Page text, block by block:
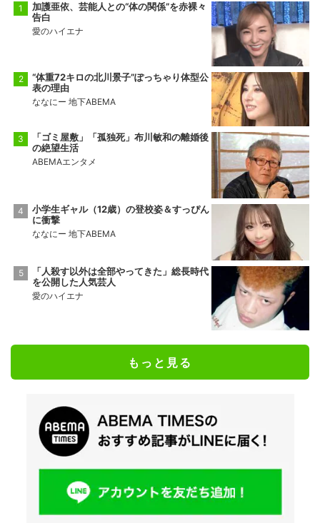
加護亜依、芸能人との“体の関係”を赤裸々
告白
愛のハイエナ
“体重72キロの北川景子”ぽっちゃり体型公
表の理由
ななにー 地下ABEMA
「ゴミ屋敷」「孤独死」布川敏和の離婚後
の絶望生活
ABEMAエンタメ
小学生ギャル（12歳）の登校姿＆すっぴん
に衝撃
ななにー 地下ABEMA
「人殺す以外は全部やってきた」総長時代
を公開した人気芸人
愛のハイエナ
もっと見る